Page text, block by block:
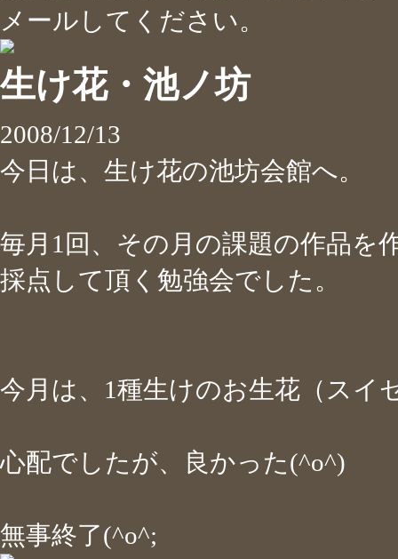
メールしてください。
生け花・池ノ坊
2008/12/13
今日は、生け花の池坊会館へ。
毎月1回、その月の課題の作品を
採点して頂く勉強会でした。
今月は、1種生けのお生花（スイ
心配でしたが、良かった(^o^)
無事終了(^o^;